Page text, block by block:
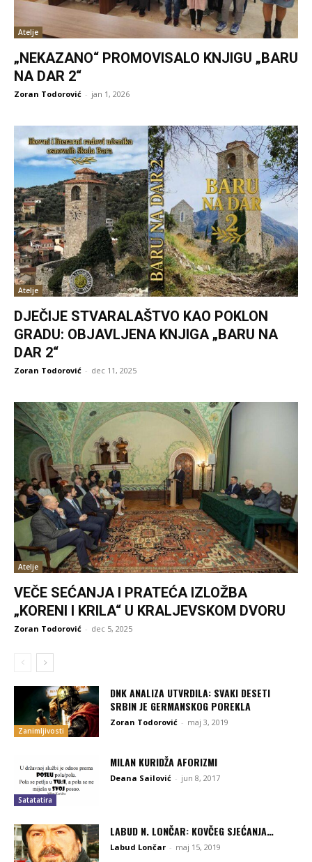
Atelje
„NEKAZANO“ PROMOVISALO KNJIGU „BARU
NA DAR 2“
Zoran Todorović - jan 1, 2026
Atelje
DJEČIJE STVARALAŠTVO KAO POKLON
GRADU: OBJAVLJENA KNJIGA „BARU NA
DAR 2“
Zoran Todorović - dec 11, 2025
Atelje
VEČE SEĆANJA I PRATEĆA IZLOŽBA
„KORENI I KRILA“ U KRALJEVSKOM DVORU
Zoran Todorović - dec 5, 2025
Zanimljivosti
DNK ANALIZA UTVRDILA: SVAKI DESETI
SRBIN JE GERMANSKOG POREKLA
Zoran Todorović - maj 3, 2019
Satatatira
MILAN KURIDŽA AFORIZMI
Deana Sailović - jun 8, 2017
LABUD N. LONČAR: KOVČEG SJEĆANJA…
Labud Lončar - maj 15, 2019